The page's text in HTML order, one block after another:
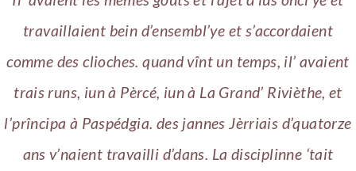
travaillaient bein d’ensembl’ye et s’accordaient
comme des clioches. quand vînt un temps, il’ avaient
trais runs, iun à Pèrcé, iun à La Grand’ Rivièthe, et
l’prîncipa à Paspédgia. des jannes Jèrriais d’quatorze
ans v’naient travailli d’dans. La disciplinne ‘tait